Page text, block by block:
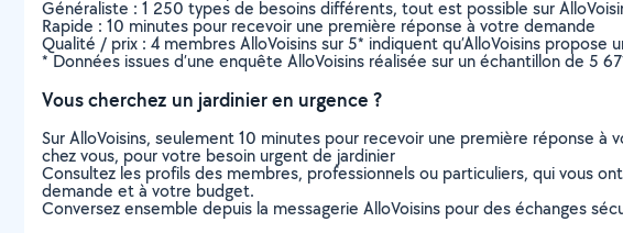
Généraliste : 1 250 types de besoins différents, tout est possible sur
Rapide : 10 minutes pour recevoir une première réponse à votre demande
Qualité / prix : 4 membres AlloVoisins sur 5* indiquent qu’AlloVoisins propose
* Données issues d’une enquête AlloVoisins réalisée sur un échantillon de 5
Vous cherchez un jardinier en urgence ?
Sur AlloVoisins, seulement 10 minutes pour recevoir une première réponse
chez vous, pour votre besoin urgent de jardinier
Consultez les profils des membres, professionnels ou particuliers, qui vous
demande et à votre budget.
Conversez ensemble depuis la messagerie AlloVoisins pour des échanges